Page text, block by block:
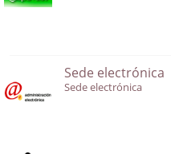
Sede electrónica
Sede electrónica